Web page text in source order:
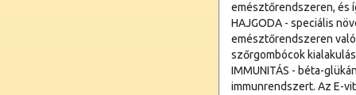
emésztőrendszeren, és
HAJGODA - speciális
emésztőrendszeren
szőrgombócok
IMMUNITÁS - béta-
immunrendszert. Az E-